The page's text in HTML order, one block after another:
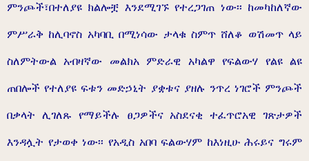
ምንጮች፣በተለያዩ ክልሎቿ እንደሚገኙ የተረጋገጠ ነው፡፡ ከመካከለኛው
ምሥራቅ ከሊባኖስ አካባቢ በሚነሳው ታላቁ ስምጥ ሸለቆ ወሽመጥ ላይ
ስለምትውል አብዛኛው መልክአ ምድራዊ አካልዋ የፍልውሃ የልዩ ልዩ
ጠበሎች የተለያዩ ፍቱን መድኃኒት ያቋቱና ያዘሉ ንጥረ ነገሮች ምንጮች
በቃላት ሊገለጹ የማይችሉ ፀጋዎችና አስደናቂ ተፈጥሮአዊ ገጽታዎች
እንዳሏት የታወቀ ነው፡፡ የአዲስ አበባ ፍልውሃም ከእነዚሁ ሕሩይና ግሩም